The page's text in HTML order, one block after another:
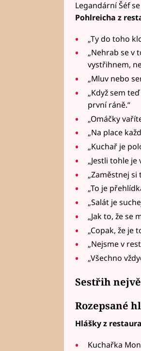
Legandární Šéf
Pohlreicha z
„Ty do toho
„Nehrab se v
vystřihnem,
„Mluv nebo
„Když sem
první ráně.“
„Omáčky
„Na place
„Kuchař je
„Jestli tohle
„Zaměstnej
„To je
„Salát je
„Jak to, že se
„Copak, že je
„Nejsme v
„Všechno
Sestřih
Rozepsané
Hlášky z
Kuchařka